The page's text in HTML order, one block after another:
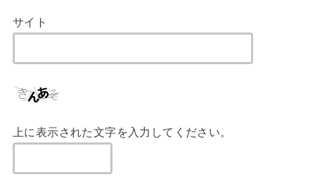
サイト
上に表示された文字を入力してください。